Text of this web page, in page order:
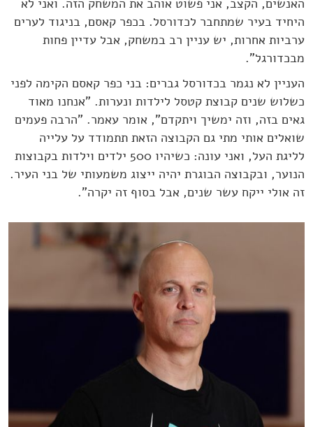
היחיד בעיר שמתחבר לכדורסל. בכפר קאסם, בניגוד לערים
ערביות אחרות, יש עניין רב במשחק, אבל עדיין פחות
מבכדורגל".
העניין לא נגמר בכדורסל גברים: בני כפר קאסם הקימה לפני
כשלוש שנים קבוצת קטסל לילדות ונערות. "אנחנו מאוד
גאים בזה, וזה ימשיך ויתקדם", אומר עאמר. "הרבה פעמים
שואלים אותי מתי גם הקבוצה הזאת תתמודד על עלייה
לליגת העל, ואני עונה: כשיהיו 500 ילדים וילדות בקבוצות
הנוער, ובקבוצה הבוגרת יהיה ייצוג משמעותי של בני העיר.
זה אולי ייקח עשר שנים, אבל בסוף זה יקרה".